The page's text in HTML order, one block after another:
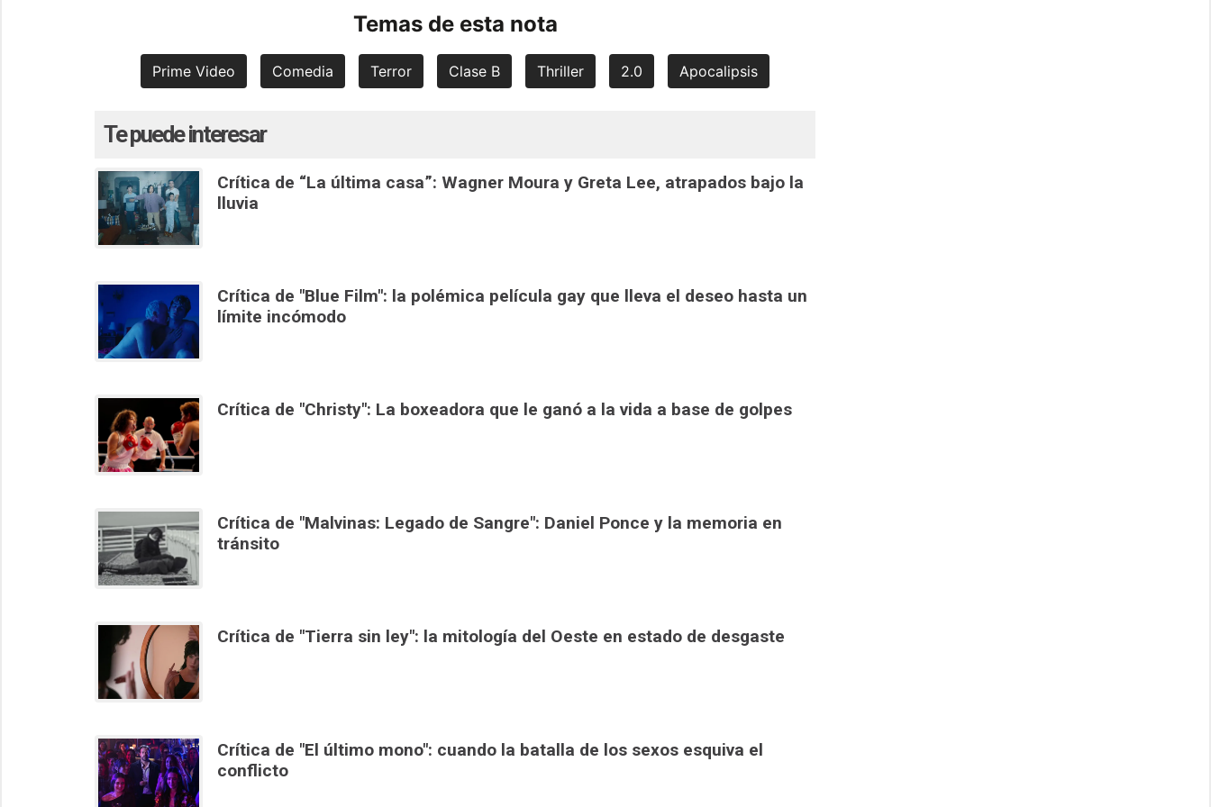
Temas de esta nota
Prime Video Comedia Terror Clase B Thriller 2.0 Apocalipsis
Te puede interesar
Crítica de “La última casa”: Wagner Moura y Greta Lee, atrapados bajo la
lluvia
Crítica de "Blue Film": la polémica película gay que lleva el deseo hasta un
límite incómodo
Crítica de "Christy": La boxeadora que le ganó a la vida a base de golpes
Crítica de "Malvinas: Legado de Sangre": Daniel Ponce y la memoria en
tránsito
Crítica de "Tierra sin ley": la mitología del Oeste en estado de desgaste
Crítica de "El último mono": cuando la batalla de los sexos esquiva el
conflicto